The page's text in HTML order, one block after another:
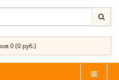
0 (0 руб.)